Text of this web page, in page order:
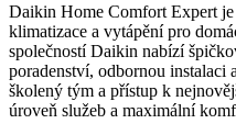
Daikin Home Comfort Expert
klimatizace a vytápění pro
společností Daikin nabízí
poradenství, odbornou instalaci
školený tým a přístup k
úroveň služeb a maximální